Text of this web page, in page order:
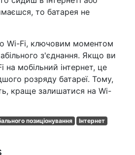
то батарея не
Wi-Fi, ключовим моментом
з'єднання. Якщо ви
на мобільний інтернет, це
розряду батареї. Тому,
краще залишатися на Wi-
позиціонування
Інтернет